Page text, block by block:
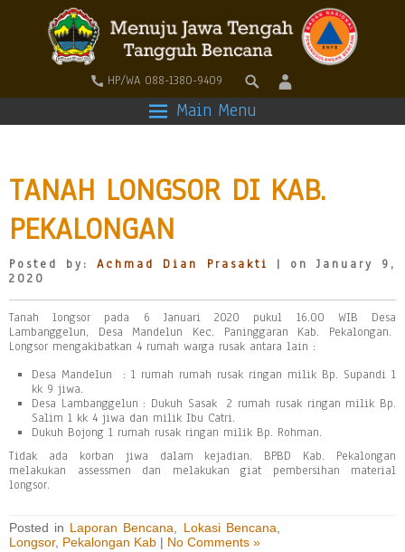
HP/WA 088-1380-9409
Main Menu
TANAH LONGSOR DI KAB.
PEKALONGAN
Posted by:Achmad Dian Prasakti
| on January 9,
2020
Tanah longsor pada 6 Januari 2020 pukul 16.00 WIB Desa
Lambanggelun, Desa Mandelun Kec. Paninggaran Kab. Pekalongan.
Longsor mengakibatkan 4 rumah warga rusak antara lain :
Desa Mandelun : 1 rumah rumah rusak ringan milik Bp. Supandi 1
kk 9 jiwa.
Desa Lambanggelun : Dukuh Sasak 2 rumah rusak ringan milik Bp.
Salim 1 kk 4 jiwa dan milik Ibu Catri.
Dukuh Bojong 1 rumah rusak ringan milik Bp. Rohman.
Tidak ada korban jiwa dalam kejadian. BPBD Kab. Pekalongan
melakukan assessmen dan melakukan giat pembersihan material
longsor.
Posted in Laporan Bencana Lokasi Bencana
Longsor, Pekalongan Kab | No Comments »